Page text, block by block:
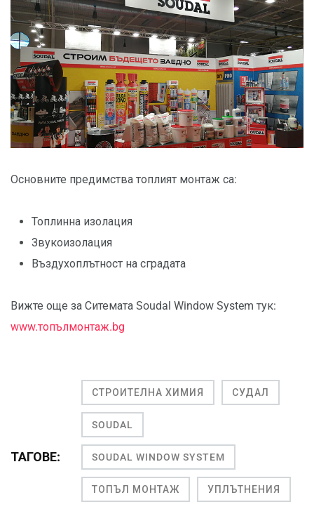
Основните предимства топлият монтаж са:
Топлинна изолация
Звукоизолация
Въздухоплътност на сградата
Вижте още за Ситемата Soudal Window System тук:
www.топълмонтаж.bg
ТАГОВЕ:
СТРОИТЕЛНА ХИМИЯ СУДАЛ
SOUDAL
SOUDAL WINDOW SYSTEM
ТОПЪЛ МОНТАЖ УПЛЪТНЕНИЯ